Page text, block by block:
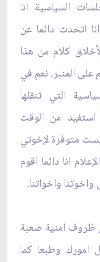
السياسية انا
اتحدث دائما عن
كلام من هذا
المنبر. نعم في
التي تنقلها
من الوقت
متوفرة لإخوتي
انا دائما اقوم
واخواتنا.
تعيش في ظروف امنية صعبة
وطبعا كما